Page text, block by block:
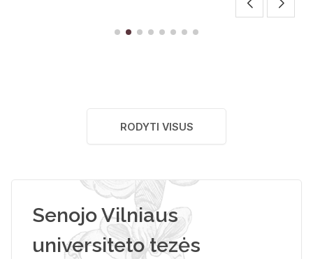
RODYTI VISUS
Senojo Vilniaus
universiteto tezės